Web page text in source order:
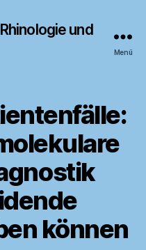
und
Menü
können